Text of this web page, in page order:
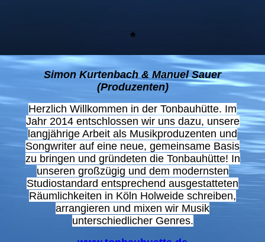
*
Simon Kurtenbach & Manuel Sauer
(Produzenten)
Herzlich Willkommen in der Tonbauhütte. Im
Jahr 2014 entschlossen wir uns dazu, unsere
langjährige Arbeit als Musikproduzenten und
Songwriter auf eine neue, gemeinsame Basis
zu bringen und gründeten die Tonbauhütte! In
unseren großzügig und dem modernsten
Studiostandard entsprechend ausgestatteten
Räumlichkeiten in Köln Holweide schreiben,
arrangieren und mixen wir Musik
unterschiedlicher Genres.